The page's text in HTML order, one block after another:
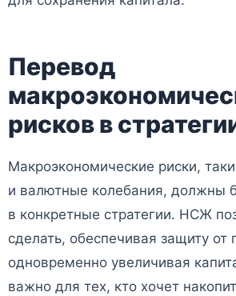
Перевод
рисков в
Макроэкономические риски,
и валютные колебания, должны
в конкретные стратегии. НСЖ
сделать, обеспечивая защиту от
одновременно увеличивая
важно для тех, кто хочет